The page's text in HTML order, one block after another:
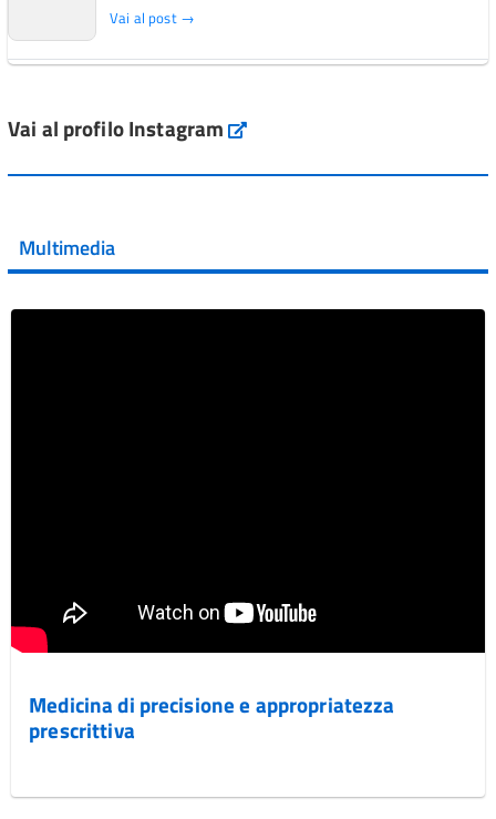
Vai al post →
Vai al post →
Vai al post →
Vai al profilo Instagram Instagram
Multimedia
Medicina di precisione e appropriatezza
prescrittiva